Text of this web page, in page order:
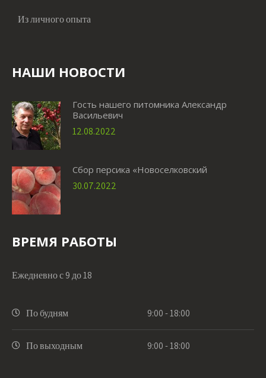
Из личного опыта
НАШИ НОВОСТИ
Гость нашего питомника Александр
Васильевич
12.08.2022
Сбор персика «Новоселковский
30.07.2022
ВРЕМЯ РАБОТЫ
Ежедневно с 9 до 18
По будням 9:00 - 18:00
По выходным 9:00 - 18:00